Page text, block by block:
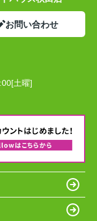
お問い合わせ
土曜]